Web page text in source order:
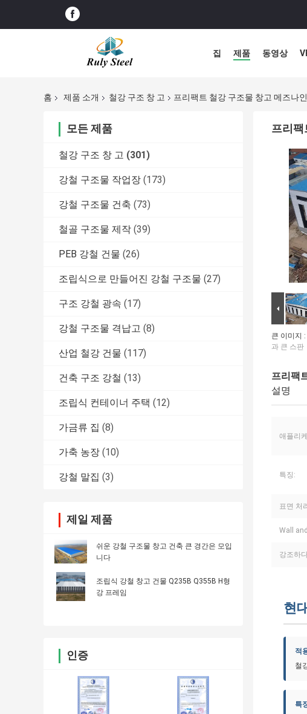
집 제품 동영상
홈 제품 소개 철강 구조 창 고 프리팩트 철강 구조물 창고 메즈나
모든 제품
철강 구조 창 고 (301)
강철 구조물 작업장 (173)
강철 구조물 건축 (73)
철골 구조물 제작 (39)
PEB 강철 건물 (26)
조립식으로 만들어진 강철 구조물 (27)
구조 강철 광속 (17)
강철 구조물 격납고 (8)
산업 철강 건물 (117)
건축 구조 강철 (13)
조립식 컨테이너 주택 (12)
가금류 집 (8)
가축 농장 (10)
강철 말집 (3)
제일 제품
쉬운 강철 구조물 창고 건축 큰 경간은 모입
니다
조립식 강철 창고 건물 Q235B Q355B H형
강 프레임
인증
프리팩
큰 이미지 :
과 큰 스판
프리팩
설명
애플리
특징:
표면 처
Wall
강조하
현
적
철
특